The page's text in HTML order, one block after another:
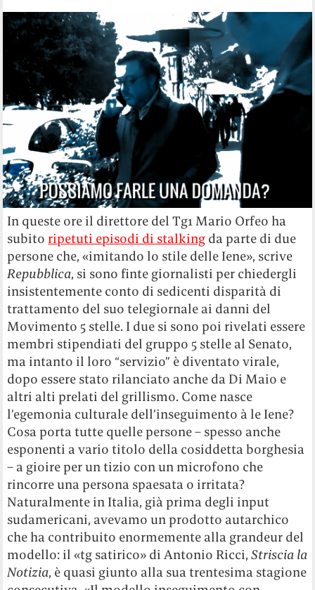
In queste ore il direttore del Tg1 Mario Orfeo ha
subito ripetuti episodi di stalking da parte di due
persone che, «imitando lo stile delle Iene», scrive
Repubblica, si sono finte giornalisti per chiedergli
insistentemente conto di sedicenti disparità di
trattamento del suo telegiornale ai danni del
Movimento 5 stelle. I due si sono poi rivelati essere
membri stipendiati del gruppo 5 stelle al Senato,
ma intanto il loro “servizio” è diventato virale,
dopo essere stato rilanciato anche da Di Maio e
altri alti prelati del grillismo. Come nasce
l’egemonia culturale dell’inseguimento à le Iene?
Cosa porta tutte quelle persone – spesso anche
esponenti a vario titolo della cosiddetta borghesia
– a gioire per un tizio con un microfono che
rincorre una persona spaesata o irritata?
Naturalmente in Italia, già prima degli input
sudamericani, avevamo un prodotto autarchico
che ha contribuito enormemente alla grandeur del
modello: il «tg satirico» di Antonio Ricci,Striscia la
Notizia, è quasi giunto alla sua trentesima stagione